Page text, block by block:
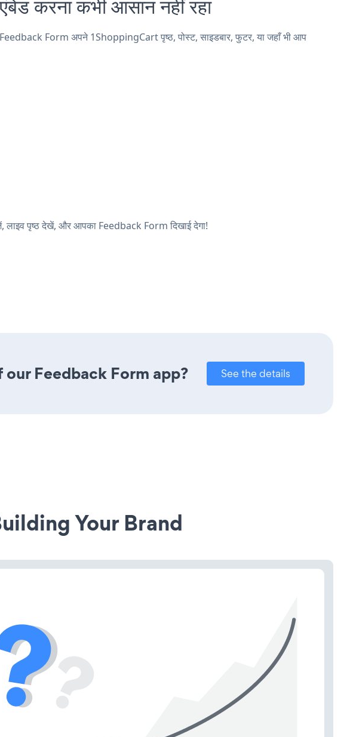
Form अपने 1ShoppingCart पृष्ठ, पोस्ट, साइडबार, फुटर, या जहाँ भी आप
पृष्ठ देखें, और आपका Feedback Form दिखाई देगा!
Feedback Form app? See the details
Your Brand